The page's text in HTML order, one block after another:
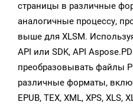
страницы в различные
аналогичные процессу,
выше для XLSM.
API или SDK, API
преобразовывать файлы
различные форматы,
EPUB, TEX, XML, XPS, XLS,